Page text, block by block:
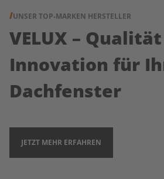
UNSER TOP-MARKEN HERSTELLER
VELUX –
Innovation für
Dachfenster
JETZT MEHR ERFAHREN